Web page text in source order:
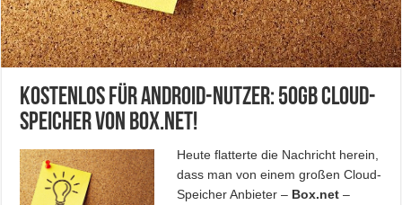
Kostenlos für Android-Nutzer: 50GB Cloud-
Speicher von Box.net!
Heute flatterte die Nachricht herein,
dass man von einem großen Cloud-
Speicher Anbieter – Box.net –